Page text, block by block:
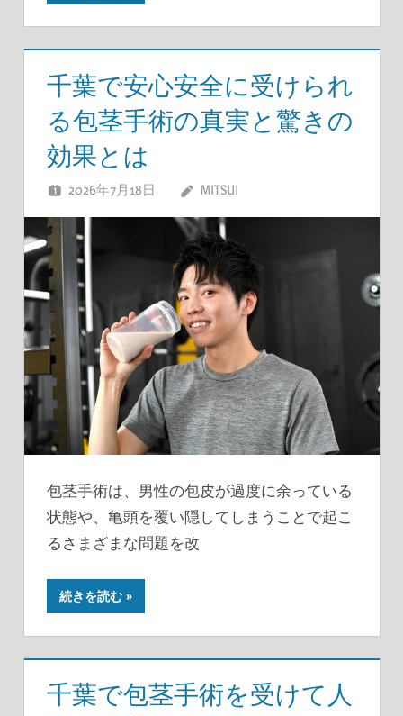
千葉で安心安全に受けられ
る包茎手術の真実と驚きの
効果とは
2026年7月18日 MITSUI
包茎手術は、男性の包皮が過度に余っている
状態や、亀頭を覆い隠してしまうことで起こ
るさまざまな問題を改
続きを読む
千葉で包茎手術を受けて人